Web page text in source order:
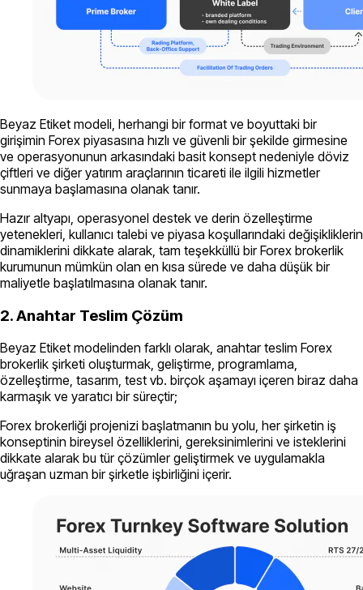
Beyaz Etiket modeli, herhangi bir format ve boyuttaki bir
girişimin Forex piyasasına hızlı ve güvenli bir şekilde girmesine
ve operasyonunun arkasındaki basit konsept nedeniyle döviz
çiftleri ve diğer yatırım araçlarının ticareti ile ilgili hizmetler
sunmaya başlamasına olanak tanır.
Hazır altyapı, operasyonel destek ve derin özelleştirme
yetenekleri, kullanıcı talebi ve piyasa koşullarındaki değişikliklerin
dinamiklerini dikkate alarak, tam teşekküllü bir Forex brokerlik
kurumunun mümkün olan en kısa sürede ve daha düşük bir
maliyetle başlatılmasına olanak tanır.
2. Anahtar Teslim Çözüm
Beyaz Etiket modelinden farklı olarak, anahtar teslim Forex
brokerlik şirketi oluşturmak, geliştirme, programlama,
özelleştirme, tasarım, test vb. birçok aşamayı içeren biraz daha
karmaşık ve yaratıcı bir süreçtir;
Forex brokerliği projenizi başlatmanın bu yolu, her şirketin iş
konseptinin bireysel özelliklerini, gereksinimlerini ve isteklerini
dikkate alarak bu tür çözümler geliştirmek ve uygulamakla
uğraşan uzman bir şirketle işbirliğini içerir.